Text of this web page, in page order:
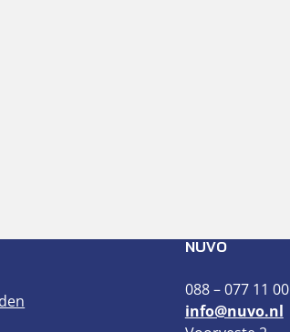
NUVO
088 – 077 11 00
info@nuvo.nl